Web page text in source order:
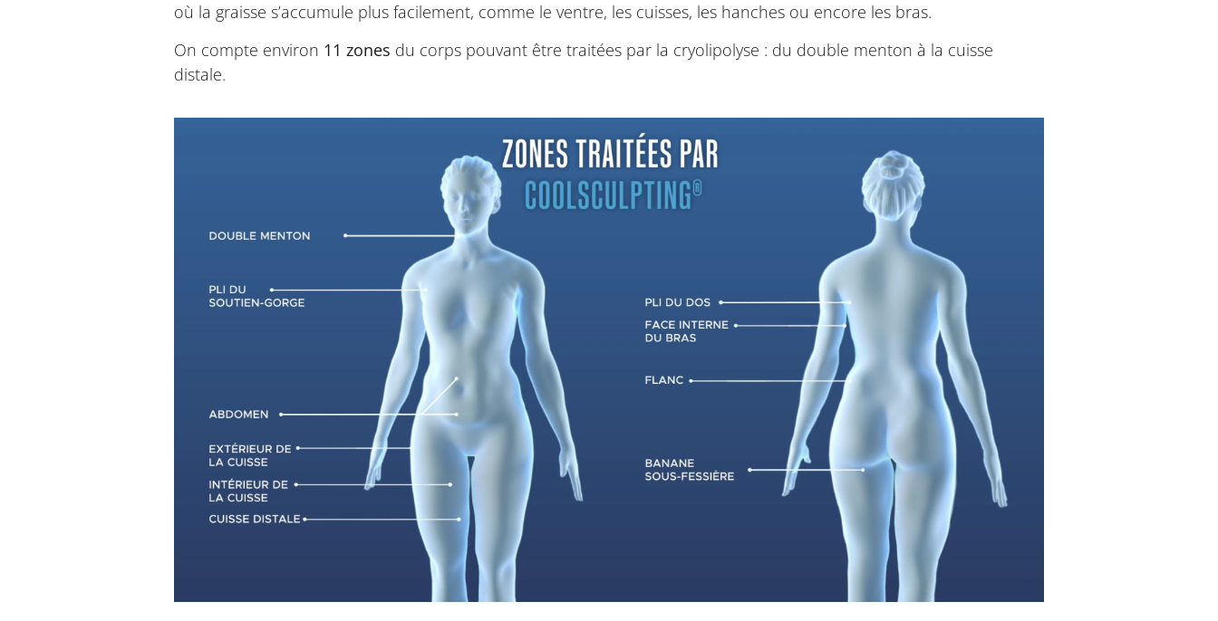
où la graisse s’accumule plus facilement, comme le ventre, les cuisses, les hanches ou encore les bras.
On compte environ 11 zones du corps pouvant être traitées par la cryolipolyse : du double menton à la cuisse
distale.